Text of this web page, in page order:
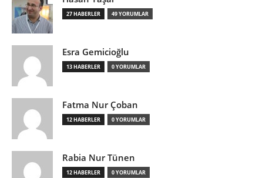
27 HABERLER 49 YORUMLAR
Esra Gemicioğlu
13 HABERLER 0 YORUMLAR
Fatma Nur Çoban
12 HABERLER 0 YORUMLAR
Rabia Nur Tünen
12 HABERLER 0 YORUMLAR